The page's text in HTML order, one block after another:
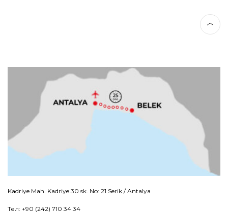
Kadriye Mah. Kadriye 30 sk. No: 21 Serik / Antalya
Тел: +90 (242) 710 34 34